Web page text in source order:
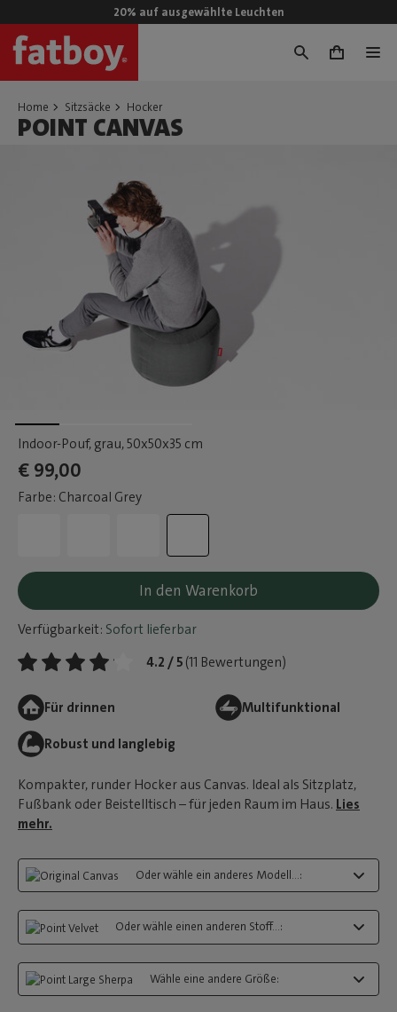
20% auf ausgewählte Leuchten
0
Home Sitzsäcke Hocker
POINT CANVAS
Indoor-Pouf, grau, 50x50x35 cm
€ 99,00
Farbe: Charcoal Grey
In den Warenkorb
Verfügbarkeit: Sofort lieferbar
4.2 / 5 (11 Bewertungen)
Für drinnen Multifunktional
Robust und langlebig
Kompakter, runder Hocker aus Canvas. Ideal als Sitzplatz,
Fußbank oder Beistelltisch – für jeden Raum im Haus. Lies
mehr.
Oder wähle ein anderes Modell...:
Oder wähle einen anderen Stoff...:
Wähle eine andere Größe: